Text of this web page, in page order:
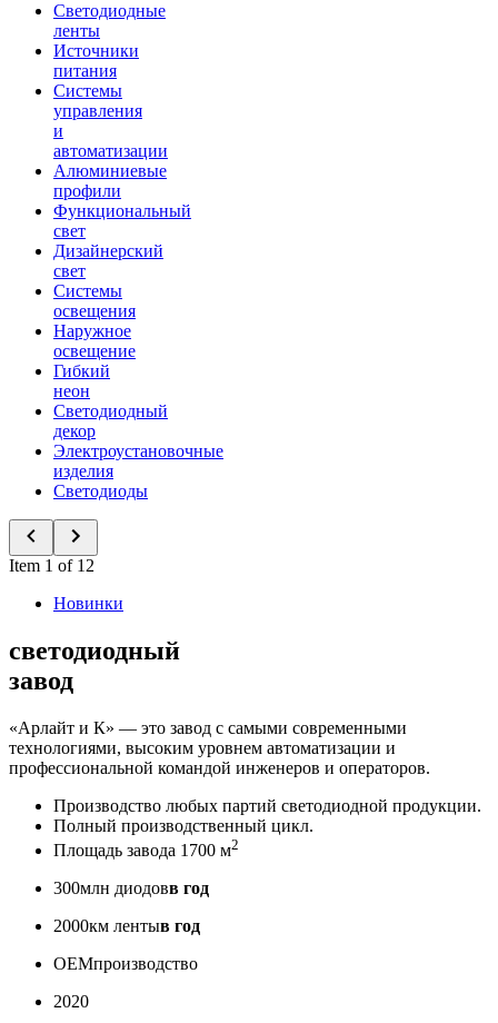
Светодиодные
ленты
Источники
питания
Системы
управления
и
автоматизации
Алюминиевые
профили
Функциональный
свет
Дизайнерский
свет
Системы
освещения
Наружное
освещение
Гибкий
неон
Светодиодный
декор
Электроустановочные
изделия
Светодиоды
Item 1 of 12
Новинки
светодиодный
завод
«Арлайт и К» — это завод с самыми современными
технологиями, высоким уровнем автоматизации и
профессиональной командой инженеров и операторов.
Производство любых партий светодиодной продукции.
Полный производственный цикл.
Площадь завода 1700 м2
300млн диодовв год
2000км лентыв год
OEMпроизводство
2020